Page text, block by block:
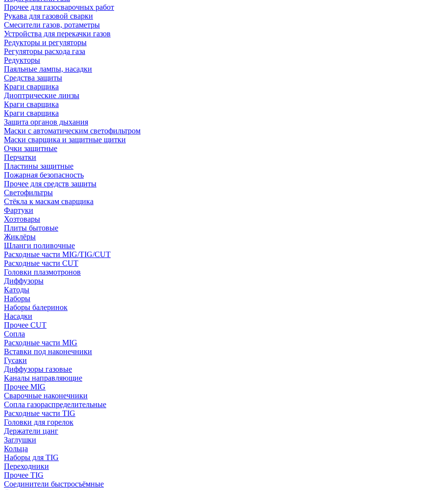
Прочее для газосварочных работ
Рукава для газовой сварки
Смесители газов, ротаметры
Устройства для перекачки газов
Редукторы и регуляторы
Регуляторы расхода газа
Редукторы
Паяльные лампы, насадки
Средства защиты
Краги сварщика
Диоптрические линзы
Краги сварщика
Краги сварщика
Защита органов дыхания
Маски с автоматическим светофильтром
Маски сварщика и защитные щитки
Очки защитные
Перчатки
Пластины защитные
Пожарная безопасность
Прочее для средств защиты
Светофильтры
Стёкла к маскам сварщика
Фартуки
Хозтовары
Плиты бытовые
Жиклёры
Шланги поливочные
Расходные части MIG/TIG/CUT
Расходные части CUT
Головки плазмотронов
Диффузоры
Катоды
Наборы
Наборы балеринок
Насадки
Прочее CUT
Сопла
Расходные части MIG
Вставки под наконечники
Гусаки
Диффузоры газовые
Каналы направляющие
Прочее MIG
Сварочные наконечники
Сопла газораспределительные
Расходные части TIG
Головки для горелок
Держатели цанг
Заглушки
Кольца
Наборы для TIG
Переходники
Прочее TIG
Соединители быстросъёмные